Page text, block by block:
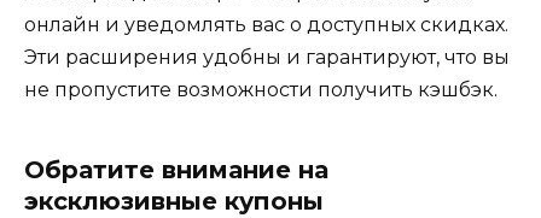
онлайн и уведомлять вас о доступных скидках.
Эти расширения удобны и гарантируют, что вы
не пропустите возможности получить кэшбэк.
Обратите внимание на
эксклюзивные купоны